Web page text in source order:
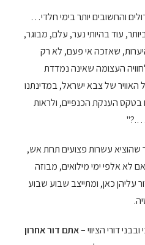
והחשובים יותר בימי חלדי…
עוד בהיותי נער, עלם, מבוגר,
שאזכה אי פעם, לא רק
העצומה שאינה נמדדת
האוויר של צבא ישראל, במדינתנו
הענקת הכנפיים, ולראות
שהוציא עשרות פצועים תחת אש,
לא אלפי ימי מילואים, מבוזה
עליהן כאן, ומתייצב שבוע שבוע
דורי הציווי –אתם דור אחרון